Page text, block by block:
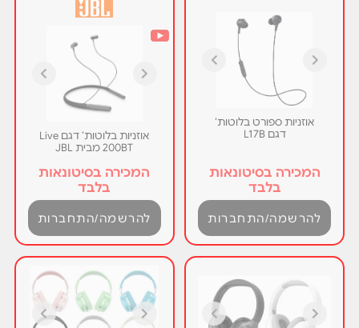
אוזניות ספורט בלוטות’
דגם L17B
המכירה בסיטונאות
בלבד
להרשמה/התחברות
אוזניות בלוטות’ דגם Live
200BT מבית JBL
המכירה בסיטונאות
בלבד
להרשמה/התחברות